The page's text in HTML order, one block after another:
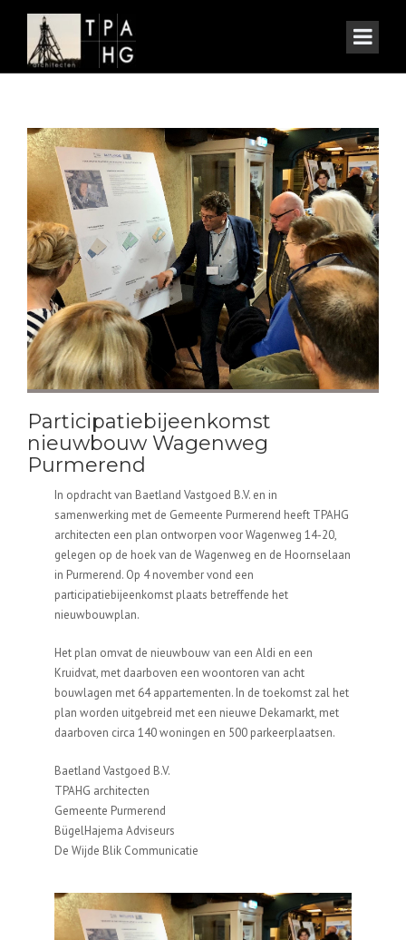
Participatiebijeenkomst
nieuwbouw Wagenweg
Purmerend
In opdracht van Baetland Vastgoed B.V. en in
samenwerking met de Gemeente Purmerend heeft TPAHG
architecten een plan ontworpen voor Wagenweg 14-20,
gelegen op de hoek van de Wagenweg en de Hoornselaan
in Purmerend. Op 4 november vond een
participatiebijeenkomst plaats betreffende het
nieuwbouwplan.
Het plan omvat de nieuwbouw van een Aldi en een
Kruidvat, met daarboven een woontoren van acht
bouwlagen met 64 appartementen. In de toekomst zal het
plan worden uitgebreid met een nieuwe Dekamarkt, met
daarboven circa 140 woningen en 500 parkeerplaatsen.
Baetland Vastgoed B.V.
TPAHG architecten
Gemeente Purmerend
BügelHajema Adviseurs
De Wijde Blik Communicatie